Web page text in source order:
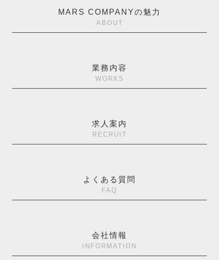
MARS COMPANYの魅力
ABOUT
業務内容
WORKS
求人案内
RECRUIT
よくある質問
FAQ
会社情報
INFORMATION